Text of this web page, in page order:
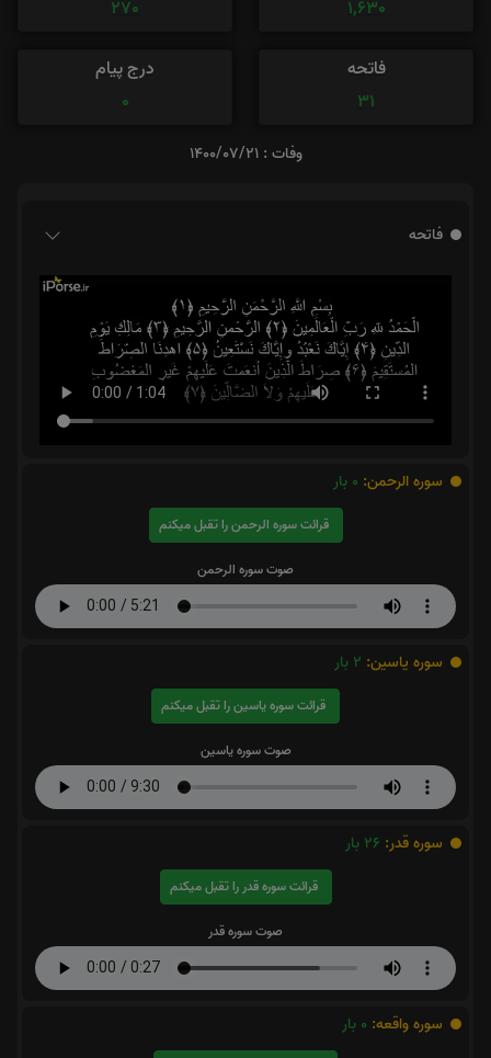
1,630
270
فاتحه
31
درج پیام
0
وفات : 1400/07/21
فاتحه
سوره الرحمن: 0 بار
قرائت سوره الرحمن را تقبل میکنم
صوت سوره الرحمن
سوره یاسین: 2 بار
قرائت سوره یاسین را تقبل میکنم
صوت سوره یاسین
سوره قدر: 26 بار
قرائت سوره قدر را تقبل میکنم
صوت سوره قدر
سوره واقعه: 0 بار